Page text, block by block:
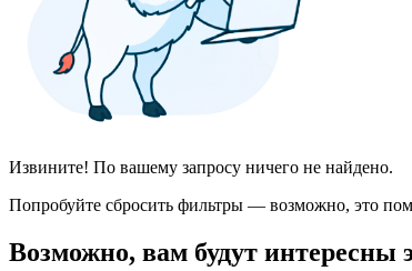
Извините! По вашему запросу ничего не найдено.
Попробуйте сбросить фильтры — возможно, это
Возможно, вам будут интересны